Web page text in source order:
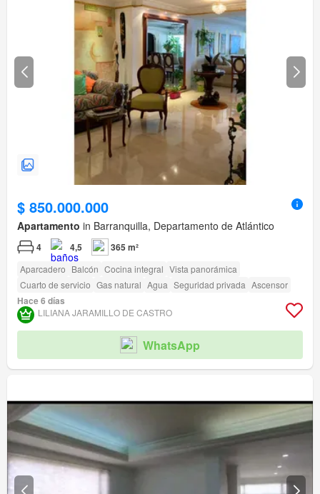
$ 850.000.000
Apartamento in Barranquilla, Departamento de Atlántico
4 4,5 365 m²
Aparcadero Balcón Cocina integral Vista panorámica
Cuarto de servicio Gas natural Agua Seguridad privada Ascensor
Hace 6 días
LILIANA JARAMILLO DE CASTRO
WhatsApp